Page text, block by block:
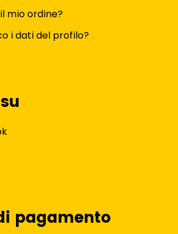
mio ordine?
i dati del profilo?
pagamento